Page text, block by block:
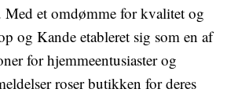
Med et omdømme for kvalitet og
og Kande etableret sig som en af
for hjemmeentusiaster og
roser butikken for deres